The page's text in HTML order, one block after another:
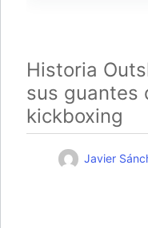
Historia
sus guantes
kickboxing
Javier